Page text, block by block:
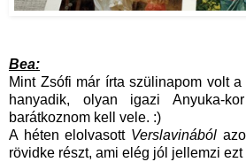
Bea:
Mint Zsófi már írta szülinapom volt
hanyadik, olyan igazi Anyuka-
barátkoznom kell vele. :)
A héten elolvasott Verslavinából
rövidke részt, ami elég jól jellemzi ezt